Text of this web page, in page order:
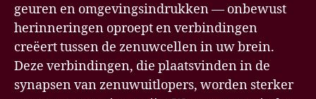
geuren en omgevingsindrukken — onbewust
herinneringen oproept en verbindingen
creëert tussen de zenuwcellen in uw brein.
Deze verbindingen, die plaatsvinden in de
synapsen van zenuwuitlopers, worden sterker